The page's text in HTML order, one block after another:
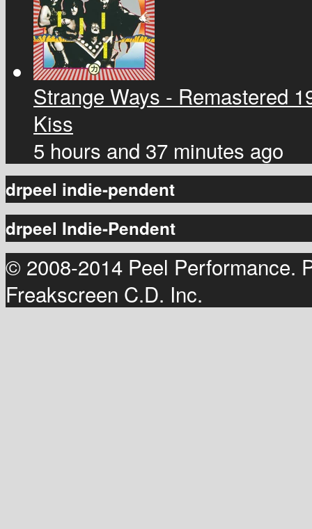
Strange Ways - Remastered
Kiss
5 hours and 37 minutes ago
drpeel indie-pendent
drpeel Indie-Pendent
© 2008-2014 Peel Performance.
Freakscreen C.D. Inc.